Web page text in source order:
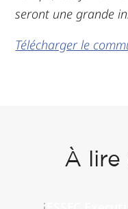
seront une grande
Télécharger le
À lire